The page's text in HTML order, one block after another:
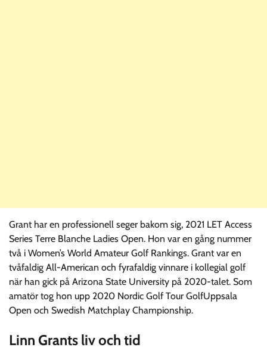
Grant har en professionell seger bakom sig, 2021 LET Access
Series Terre Blanche Ladies Open. Hon var en gång nummer
två i Women’s World Amateur Golf Rankings. Grant var en
tvåfaldig All-American och fyrafaldig vinnare i kollegial golf
när han gick på Arizona State University på 2020-talet. Som
amatör tog hon upp 2020 Nordic Golf Tour GolfUppsala
Open och Swedish Matchplay Championship.
Linn Grants liv och tid